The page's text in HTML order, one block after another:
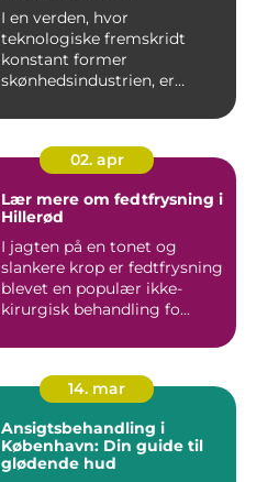
I en verden, hvor
teknologiske fremskridt
konstant former
skønhedsindustrien, er
02. apr
Lær mere om fedtfrysning i
Hillerød
I jagten på en tonet og
slankere krop er fedtfrysning
blevet en populær ikke-
kirurgisk behandling fo...
14. mar
Ansigtsbehandling i
København: Din guide til
glødende hud